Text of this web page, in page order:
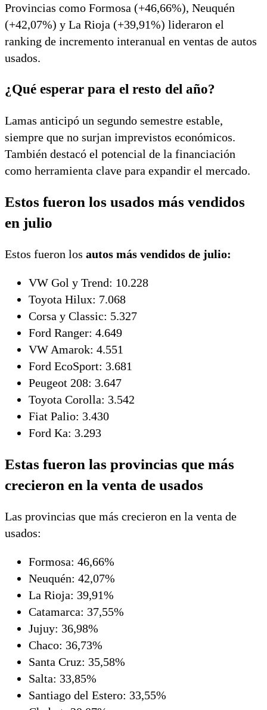
Provincias como Formosa (+46,66%), Neuquén
(+42,07%) y La Rioja (+39,91%) lideraron el
ranking de incremento interanual en ventas de autos
usados.
¿Qué esperar para el resto del año?
Lamas anticipó un segundo semestre estable,
siempre que no surjan imprevistos económicos.
También destacó el potencial de la financiación
como herramienta clave para expandir el mercado.
Estos fueron los usados más vendidos
en julio
Estos fueron los autos más vendidos de julio:
VW Gol y Trend: 10.228
Toyota Hilux: 7.068
Corsa y Classic: 5.327
Ford Ranger: 4.649
VW Amarok: 4.551
Ford EcoSport: 3.681
Peugeot 208: 3.647
Toyota Corolla: 3.542
Fiat Palio: 3.430
Ford Ka: 3.293
Estas fueron las provincias que más
crecieron en la venta de usados
Las provincias que más crecieron en la venta de
usados:
Formosa: 46,66%
Neuquén: 42,07%
La Rioja: 39,91%
Catamarca: 37,55%
Jujuy: 36,98%
Chaco: 36,73%
Santa Cruz: 35,58%
Salta: 33,85%
Santiago del Estero: 33,55%